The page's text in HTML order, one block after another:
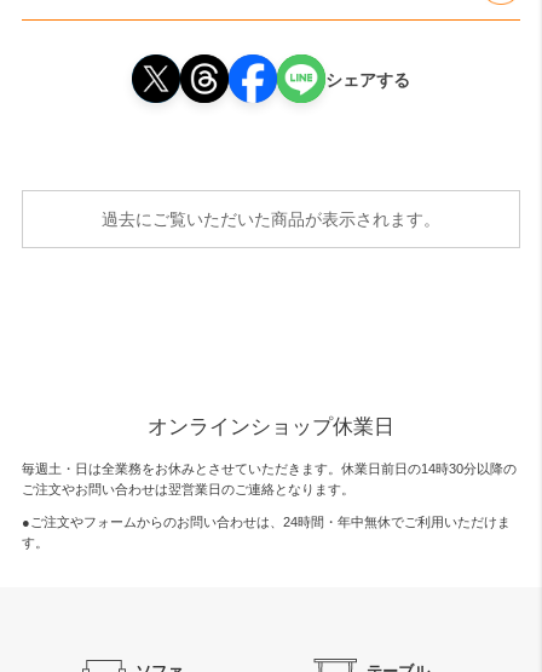
シェアする
過去にご覧いただいた商品が表示されます。
オンラインショップ休業日
毎週土・日は全業務をお休みとさせていただきます。休業日前日の14時30分以降の
ご注文やお問い合わせは翌営業日のご連絡となります。
●ご注文やフォームからのお問い合わせは、 24時間・年中無休でご利用いただけま
す。